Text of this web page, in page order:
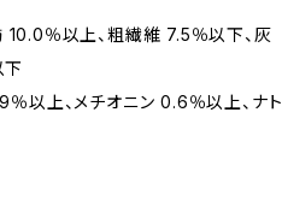
％以上、粗繊維 7.5％以下、灰
％以上、メチオニン 0.6％以上、ナト